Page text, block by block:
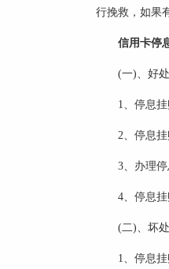
行挽救，如果
信用卡停
(一)、好处
1、停息
2、停息
3、办理
4、停息
(二)、坏处
1、停息